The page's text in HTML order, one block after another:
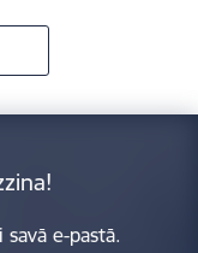
savā e-pastā.